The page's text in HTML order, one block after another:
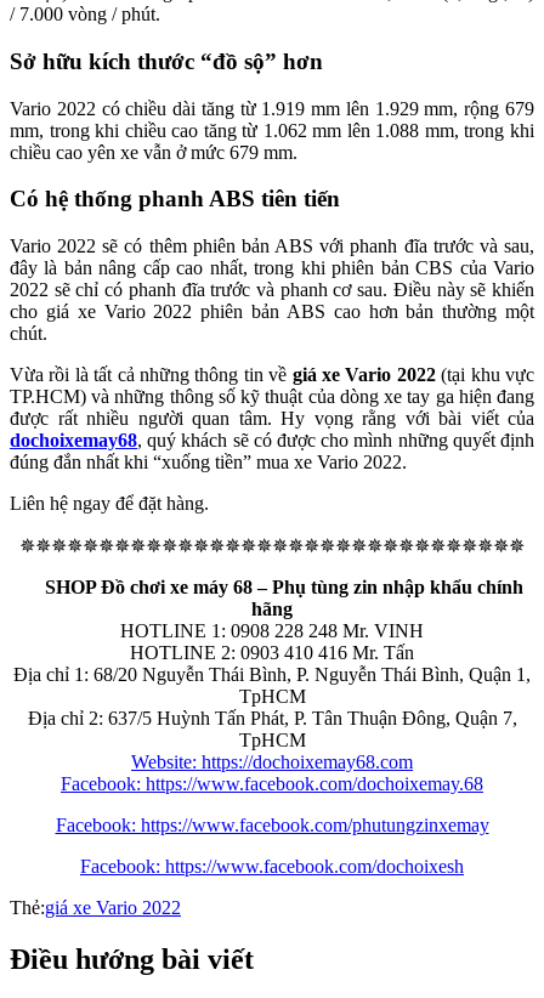
/ 7.000 vòng / phút.
Sở hữu kích thước “đồ sộ” hơn
Vario 2022 có chiều dài tăng từ 1.919 mm lên 1.929 mm, rộng 679
mm, trong khi chiều cao tăng từ 1.062 mm lên 1.088 mm, trong khi
chiều cao yên xe vẫn ở mức 679 mm.
Có hệ thống phanh ABS tiên tiến
Vario 2022 sẽ có thêm phiên bản ABS với phanh đĩa trước và sau,
đây là bản nâng cấp cao nhất, trong khi phiên bản CBS của Vario
2022 sẽ chỉ có phanh đĩa trước và phanh cơ sau. Điều này sẽ khiến
cho giá xe Vario 2022 phiên bản ABS cao hơn bản thường một
chút.
Vừa rồi là tất cả những thông tin về giá xe Vario 2022(tại khu vực
TP.HCM) và những thông số kỹ thuật của dòng xe tay ga hiện đang
được rất nhiều người quan tâm. Hy vọng rằng với bài viết của
dochoixemay68, quý khách sẽ có được cho mình những quyết định
đúng đắn nhất khi “xuống tiền” mua xe Vario 2022.
Liên hệ ngay để đặt hàng.
✵✵✵✵✵✵✵✵✵✵✵✵✵✵✵✵✵✵✵✵✵✵✵✵✵✵✵✵✵✵✵✵
SHOP Đồ chơi xe máy 68 – Phụ tùng zin nhập khẩu chính
hãng
HOTLINE 1: 0908 228 248 Mr. VINH
HOTLINE 2: 0903 410 416 Mr. Tấn
Địa chỉ 1: 68/20 Nguyễn Thái Bình, P. Nguyễn Thái Bình, Quận 1,
TpHCM
Địa chỉ 2: 637/5 Huỳnh Tấn Phát, P. Tân Thuận Đông, Quận 7,
TpHCM
Website: https://dochoixemay68.com
Facebook: https://www.facebook.com/dochoixemay.68
Facebook: https://www.facebook.com/phutungzinxemay
Facebook: https://www.facebook.com/dochoixesh
Thẻ:giá xe Vario 2022
Điều hướng bài viết